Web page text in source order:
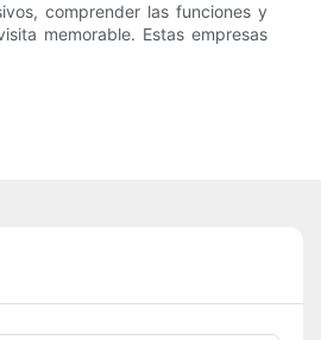
comprender las funciones y
memorable. Estas empresas